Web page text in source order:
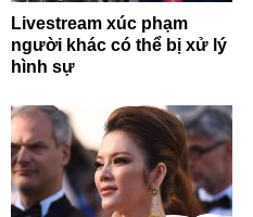
Livestream xúc phạm
người khác có thể bị xử lý
hình sự